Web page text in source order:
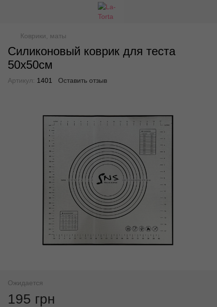
Коврики, маты
Силиконовый коврик для теста
50х50см
Артикул: 1401 Оставить отзыв
Ожидается
195 грн